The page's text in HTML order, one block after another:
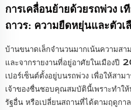
การเคลื่อนย้ายด้วยรถพ่วง
ถาวร: ความยืดหยุ่นและตัวเ
บ้านขนาดเล็กจำนวนมากเน้นความสา
และจากรายงานที่อยู่อาศัยในเมือง
เปอร์เซ็นต์ตั้งอยู่บนรถพ่วง เพื่อให้สาม
เจ้าของชื่นชอบคุณสมบัตินี้เพราะทำใ
รัฐอื่น หรือเปลี่ยนสถานที่ได้ตามฤดูกา